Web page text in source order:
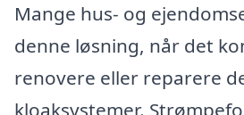
Mange hus- og
denne løsning, når det
renovere eller reparere
kloaksystemer.